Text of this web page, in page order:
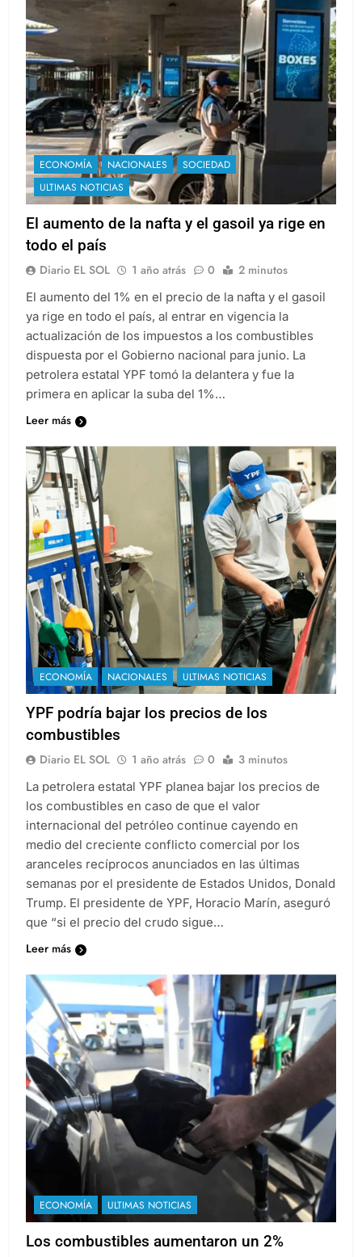
ECONOMÍA NACIONALES
SOCIEDAD
ULTIMAS NOTICIAS
El aumento de la nafta y el gasoil ya rige en
todo el país
Diario EL SOL 1 año atrás 0 2 minutos
El aumento del 1% en el precio de la nafta y el gasoil
ya rige en todo el país, al entrar en vigencia la
actualización de los impuestos a los combustibles
dispuesta por el Gobierno nacional para junio. La
petrolera estatal YPF tomó la delantera y fue la
primera en aplicar la suba del 1%…
Leer más
ECONOMÍA NACIONALES ULTIMAS NOTICIAS
YPF podría bajar los precios de los
combustibles
Diario EL SOL 1 año atrás 0 3 minutos
La petrolera estatal YPF planea bajar los precios de
los combustibles en caso de que el valor
internacional del petróleo continue cayendo en
medio del creciente conflicto comercial por los
aranceles recíprocos anunciados en las últimas
semanas por el presidente de Estados Unidos, Donald
Trump. El presidente de YPF, Horacio Marín, aseguró
que “si el precio del crudo sigue…
Leer más
ECONOMÍA ULTIMAS NOTICIAS
Los combustibles aumentaron un 2%